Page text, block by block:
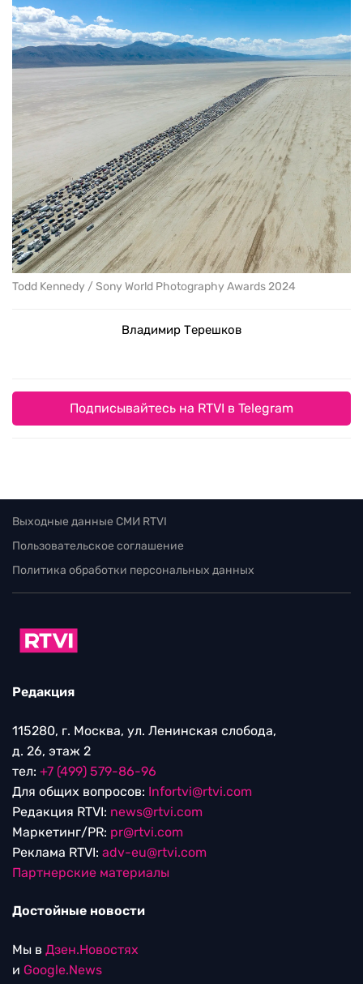
Todd Kennedy / Sony World Photography Awards 2024
Владимир Терешков
Подписывайтесь на RTVI в Telegram
Выходные данные СМИ RTVI
Пользовательское соглашение
Политика обработки персональных данных
Редакция
115280, г. Москва, ул. Ленинская слобода,
д. 26, этаж 2
тел: +7 (499) 579-86-96
Для общих вопросов: Infortvi@rtvi.com
Редакция RTVI: news@rtvi.com
Маркетинг/PR: pr@rtvi.com
Реклама RTVI: adv-eu@rtvi.com
Партнерские материалы
Достойные новости
Мы в Дзен.Новостях
и Google.News